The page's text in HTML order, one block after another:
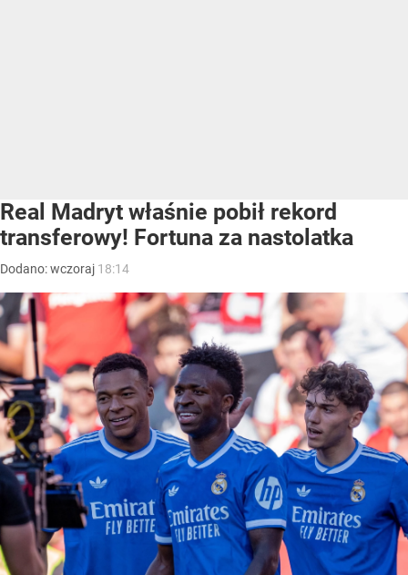
Real Madryt właśnie pobił rekord
transferowy! Fortuna za nastolatka
Dodano:wczoraj 18:14